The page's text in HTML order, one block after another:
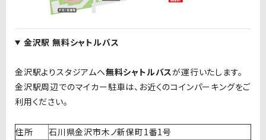
金沢駅 無料シャトルバス
金沢駅よりスタジアムへ無料シャトルバスが運行いたします。
金沢駅周辺でのマイカー駐車は、お近くのコインパーキングをご
利用ください。
住所 石川県金沢市木ノ新保町1番1号